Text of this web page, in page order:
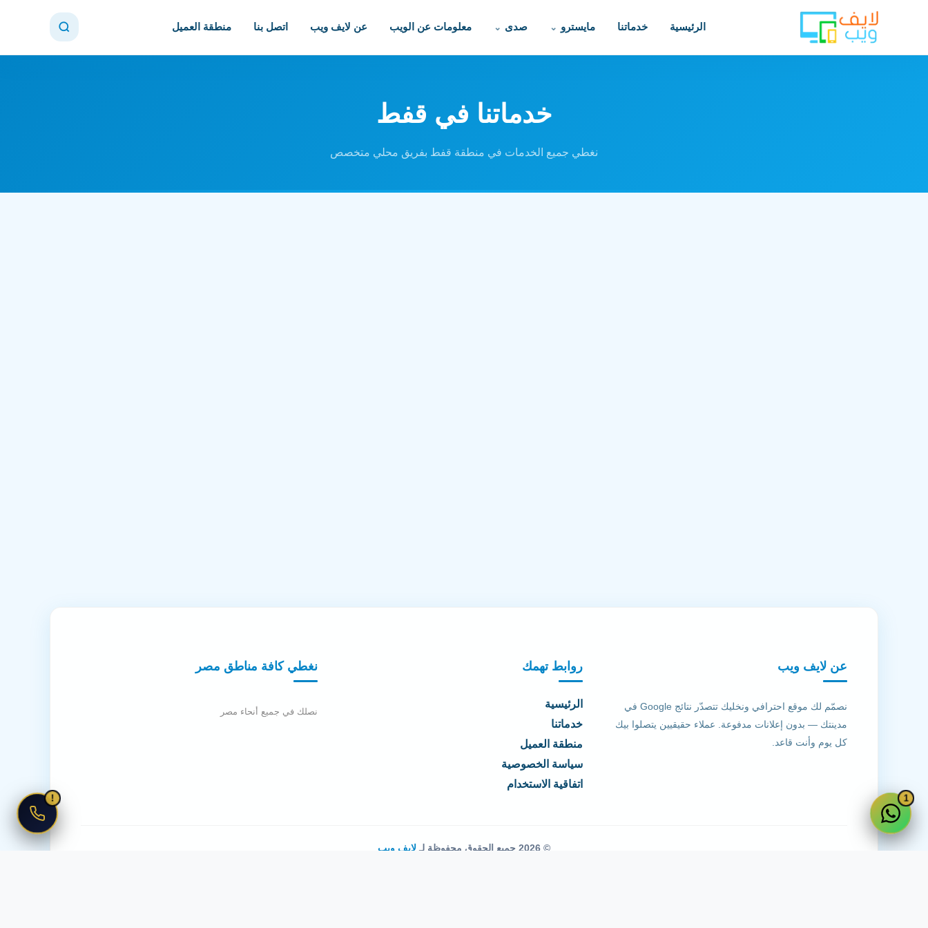
الرئيسية خدماتنا مايسترو صدى معلومات عن الويب عن لايف ويب اتصل بنا منطقة العميل
خدماتنا في قفط
نغطي جميع الخدمات في منطقة قفط بفريق محلي متخصص
عن لايف ويب
نصمّم لك موقع احترافي ونخليك تتصدّر نتائج Google في
مدينتك — بدون إعلانات مدفوعة. عملاء حقيقيين يتصلوا بيك
كل يوم وأنت قاعد.
روابط تهمك
الرئيسية
خدماتنا
منطقة العميل
سياسة الخصوصية
اتفاقية الاستخدام
نغطي كافة مناطق مصر
نصلك في جميع أنحاء مصر
© 2026 جميع الحقوق محفوظة لـ لايف ويب
1
!